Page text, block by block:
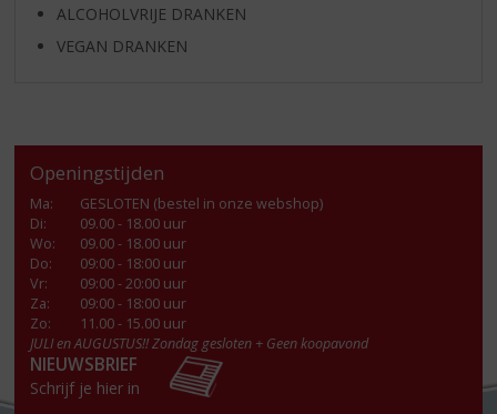
ALCOHOLVRIJE DRANKEN
VEGAN DRANKEN
Openingstijden
Ma:
GESLOTEN (bestel in onze webshop)
Di:
09.00 - 18.00 uur
Wo:
09.00 - 18.00 uur
Do:
09:00 - 18:00 uur
Vr:
09:00 - 20:00 uur
Za:
09:00 - 18:00 uur
Zo:
11.00 - 15.00 uur
JULI en AUGUSTUS!! Zondag gesloten + Geen koopavond
NIEUWSBRIEF
Schrijf je hier in